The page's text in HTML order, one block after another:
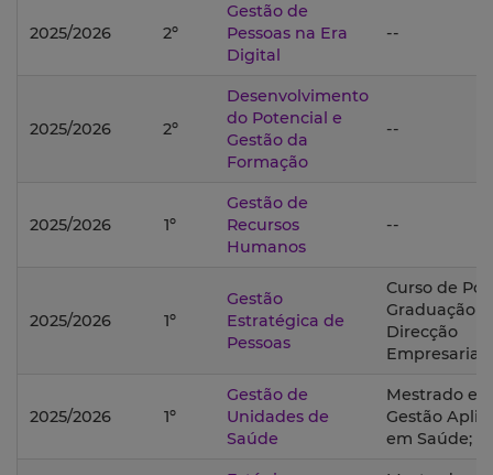
2025/2026 2º
Gestão de
Pessoas na Era
Digital
--
2025/2026 2º
Desenvolvimento
do Potencial e
Gestão da
Formação
--
2025/2026 1º
Gestão de
Recursos
Humanos
--
2025/2026 1º
Gestão
Estratégica de
Pessoas
Curso de Pós
Graduação
Direcção
Empresarial;
2025/2026 1º
Gestão de
Unidades de
Saúde
Mestrado em
Gestão
em Saúde;